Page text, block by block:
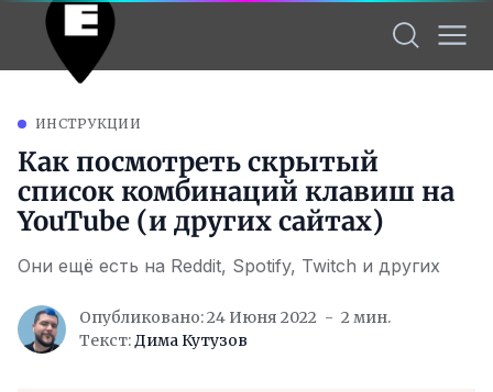
ИНСТРУКЦИИ
Как посмотреть скрытый
список комбинаций клавиш на
YouTube (и других сайтах)
Они ещё есть на Reddit, Spotify, Twitch и других
Опубликовано: 24 Июня 2022
2 мин.
Текст:Дима Кутузов